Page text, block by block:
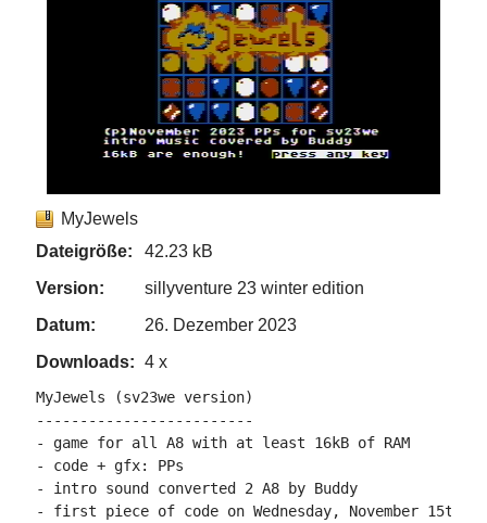
MyJewels
Dateigröße:
42.23 kB
Version:
sillyventure 23 winter edition
Datum:
26. Dezember 2023
Downloads: 4 x
MyJewels (sv23we version)
-------------------------
- game for all A8 with at least 16kB of RAM
- code + gfx: PPs
- intro sound converted 2 A8 by Buddy
- first piece of code on Wednesday, November 15th,